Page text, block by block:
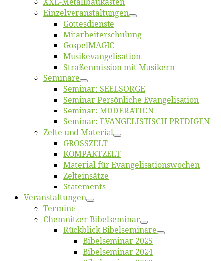
Einzelver­an­stal­tungen
Got­tes­diens­te
Mitarbeiter­schulung
Gos­pel­MA­GIC
Musikevan­ge­li­sa­tion
Straßenmis­sion mit Musikern
Se­mi­na­re
Se­mi­nar: SEELSORGE
Se­mi­nar Per­sön­li­che Evangelisation
Se­mi­nar: MODERATION
Se­mi­nar: EVANGELISTISCH PREDIGEN
Zel­te und Material
GROSSZELT
KOMPAKTZELT
Ma­te­ri­al für Evangelisationswochen
Zelt­ein­sät­ze
State­ments
Ver­an­stal­tun­gen
Ter­mi­ne
Chemnit­zer Bibelseminar
Rück­blick Bibelseminare
Bi­bel­se­mi­nar 2025
Bi­bel­se­mi­nar 2024